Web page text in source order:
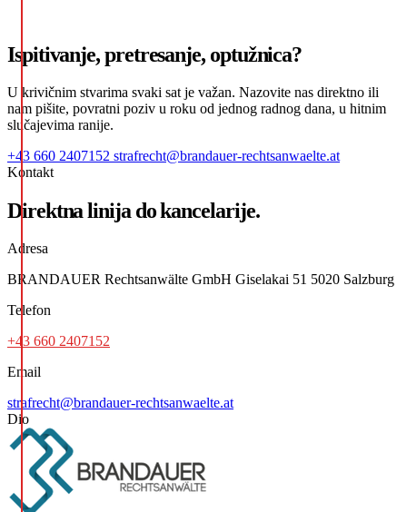
Ispitivanje, pretresanje, optužnica?
U krivičnim stvarima svaki sat je važan. Nazovite nas direktno ili
nam pišite, povratni poziv u roku od jednog radnog dana, u hitnim
slučajevima ranije.
+43 660 2407152 strafrecht@brandauer-rechtsanwaelte.at
Kontakt
Direktna linija do kancelarije.
Adresa
BRANDAUER Rechtsanwälte GmbH Giselakai 51 5020 Salzburg
Telefon
+43 660 2407152
Email
strafrecht@brandauer-rechtsanwaelte.at
Dio